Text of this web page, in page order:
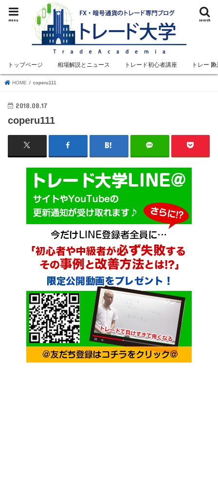
search
menu
トップページ 相場解説とニュース トレード初心者講座 トレード
HOME coperu111
2018.08.17
coperu111